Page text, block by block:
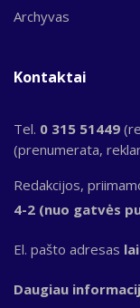
Archyvas
Kontaktai
Tel. 0 315 51449
(prenumerata,
Redakcijos,
4-2 (nuo gatvės
El. pašto adresas
Daugiau